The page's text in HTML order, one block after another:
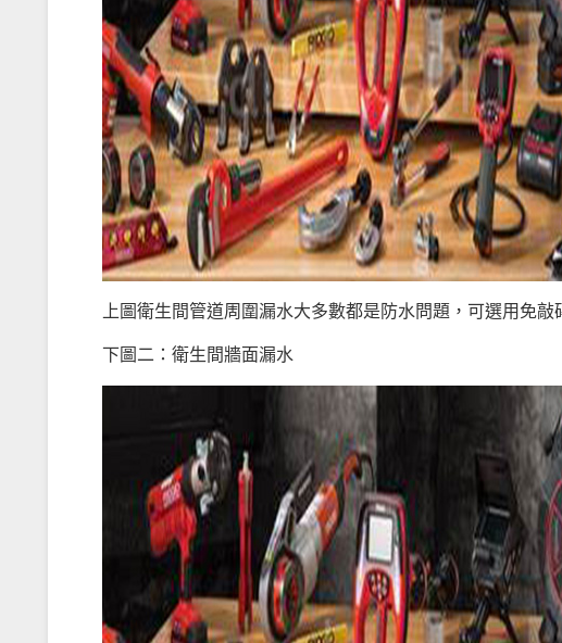
上圖衛生間管道周圍漏水大多數都是防水問題，可選用免敲
下圖二：衛生間牆面漏水